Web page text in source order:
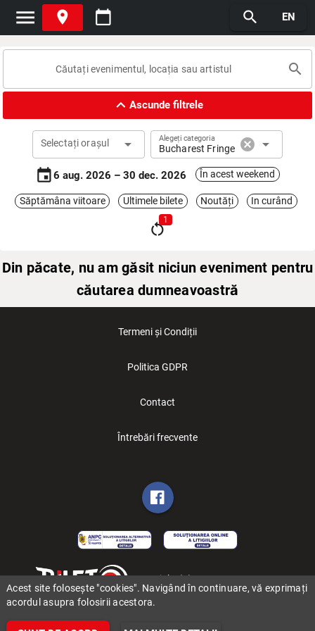
menu place calendar_today search EN
search
expand_lessAscunde filtrele
Selectați orașul arrow_drop_down Alegeți categoria
Bucharest Fringe cancel arrow_drop_down
event6 aug. 2026 – 30 dec. 2026 În acest weekend
Săptămâna viitoare Ultimele bilete Noutăți In curând
restart_alt
1
Din păcate, nu am găsit niciun eveniment pentru
căutarea dumneavoastră
Termeni și Condiții
Politica GDPR
Contact
Întrebări frecvente
Copyright (C) 2006-2026 BILET.ro
Acest site folosește "cookies". Navigând în continuare, vă exprimați
acordul asupra folosirii acestora.